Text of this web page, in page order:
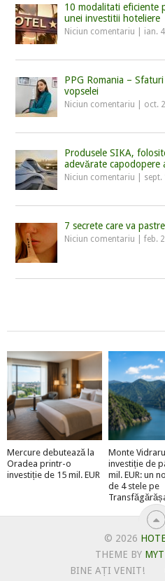
10 modalitati eficiente
unei investitii hoteliere
Niciun comentariu ian.
PPG Romania –
vopselei
Niciun comentariu oct.
Produsele SIKA,
adevărate capodopere
Niciun comentariu sept.
7 secrete care va
Niciun comentariu |feb.
Mercure debutează la
Oradea printr-o
investiție de 15 mil. EUR
Monte Vidraru,
investiție de
mil. EUR: un
de 4 stele pe
© 2026
THEME BY
BINE AȚI VENIT!